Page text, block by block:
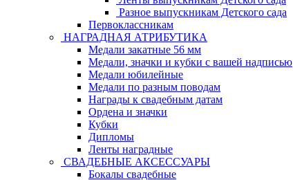
Разное выпускникам Детского сада
Первоклассникам
НАГРАДНАЯ АТРИБУТИКА
Медали закатные 56 мм
Медали, значки и кубки с вашей надписью
Медали юбилейные
Медали по разным поводам
Награды к свадебным датам
Ордена и значки
Кубки
Дипломы
Ленты наградные
СВАДЕБНЫЕ АКСЕССУАРЫ
Бокалы свадебные